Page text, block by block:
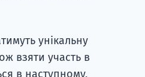
унікальну
взяти участь в
в наступному,